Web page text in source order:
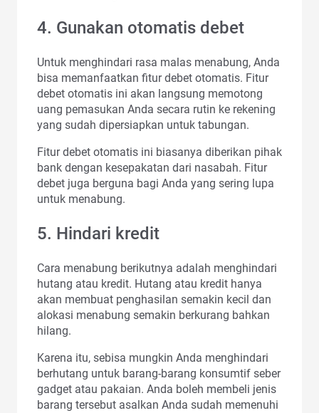
4. Gunakan otomatis debet
Untuk menghindari rasa malas menabung, Anda
bisa memanfaatkan fitur debet otomatis. Fitur
debet otomatis ini akan langsung memotong
uang pemasukan Anda secara rutin ke rekening
yang sudah dipersiapkan untuk tabungan.
Fitur debet otomatis ini biasanya diberikan pihak
bank dengan kesepakatan dari nasabah. Fitur
debet juga berguna bagi Anda yang sering lupa
untuk menabung.
5. Hindari kredit
Cara menabung berikutnya adalah menghindari
hutang atau kredit. Hutang atau kredit hanya
akan membuat penghasilan semakin kecil dan
alokasi menabung semakin berkurang bahkan
hilang.
Karena itu, sebisa mungkin Anda menghindari
berhutang untuk barang-barang konsumtif seber
gadget atau pakaian. Anda boleh membeli jenis
barang tersebut asalkan Anda sudah memenuhi